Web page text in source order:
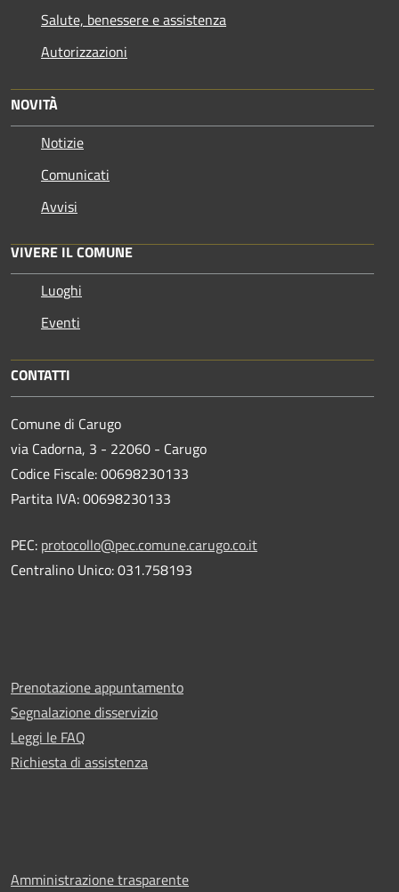
Salute, benessere e assistenza
Autorizzazioni
NOVITÀ
Notizie
Comunicati
Avvisi
VIVERE IL COMUNE
Luoghi
Eventi
CONTATTI
Comune di Carugo
via Cadorna, 3 - 22060 - Carugo
Codice Fiscale: 00698230133
Partita IVA: 00698230133
PEC: protocollo@pec.comune.carugo.co.it
Centralino Unico: 031.758193
Prenotazione appuntamento
Segnalazione disservizio
Leggi le FAQ
Richiesta di assistenza
Amministrazione trasparente